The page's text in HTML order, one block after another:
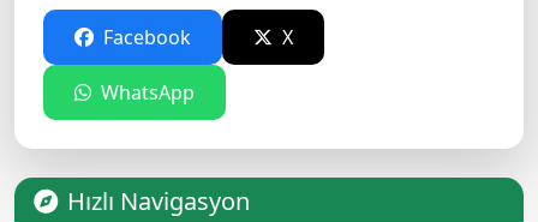
Facebook X
WhatsApp
Hızlı Navigasyon